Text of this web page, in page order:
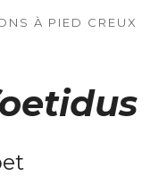
À PIED CREUX